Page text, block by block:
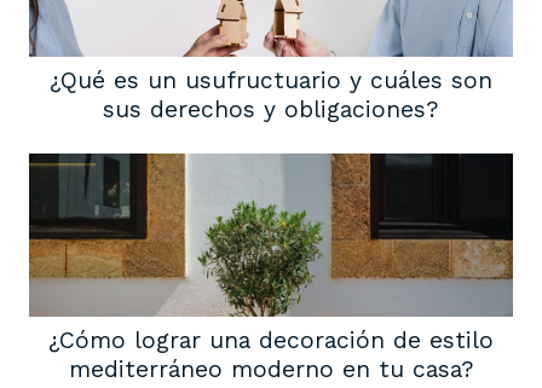
¿Qué es un usufructuario y cuáles son
sus derechos y obligaciones?
¿Cómo lograr una decoración de estilo
mediterráneo moderno en tu casa?